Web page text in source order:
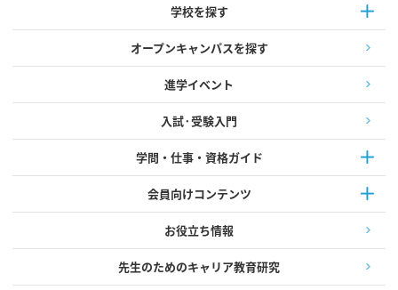
学校を探す
オープンキャンパスを探す
進学イベント
入試·受験入門
学問・仕事・資格ガイド
会員向けコンテンツ
お役立ち情報
先生のためのキャリア教育研究